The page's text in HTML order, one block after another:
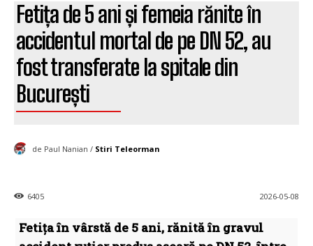
Fetița de 5 ani și femeia rănite în
accidentul mortal de pe DN 52, au
fost transferate la spitale din
București
de Paul Nanian / Stiri Teleorman
2026-05-08
6405
Fetița în vârstă de 5 ani, rănită în gravul